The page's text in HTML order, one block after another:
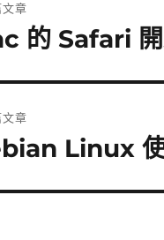
文章
的 Safari
章
Linux